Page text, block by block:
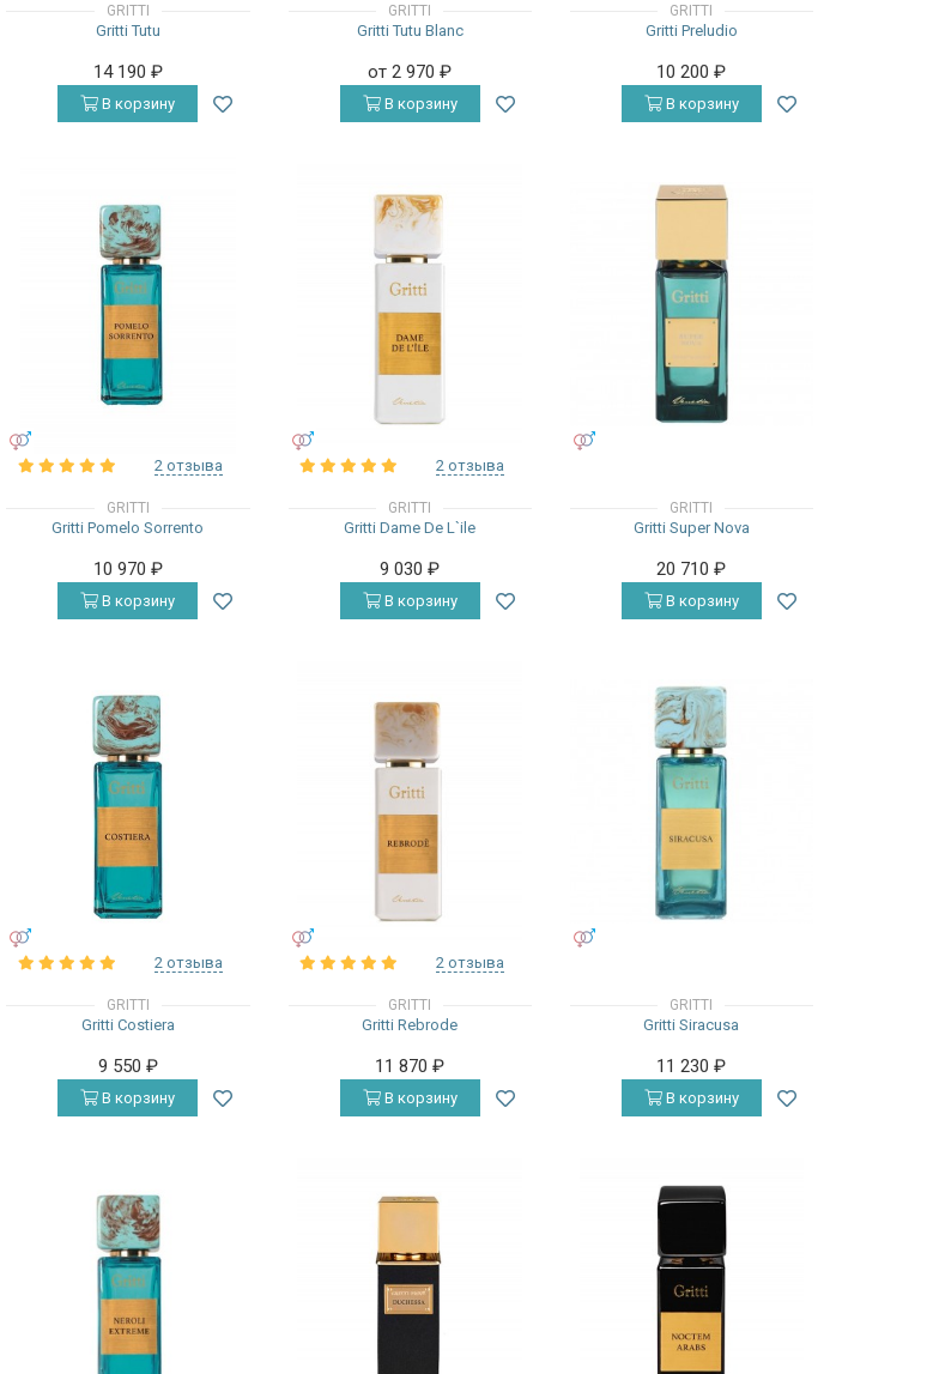
GRITTI
Gritti Tutu
14 190 ₽
В корзину
GRITTI
Gritti Tutu Blanc
от 2 970₽
В корзину
GRITTI
Gritti Preludio
10 200₽
В корзину
2 отзыва
GRITTI
Gritti Pomelo Sorrento
10 970 ₽
В корзину
2 отзыва
GRITTI
Gritti Dame De L`ile
9 030₽
В корзину
GRITTI
Gritti Super Nova
20 710₽
В корзину
2 отзыва
GRITTI
Gritti Costiera
9 550 ₽
В корзину
2 отзыва
GRITTI
Gritti Rebrode
11 870₽
В корзину
GRITTI
Gritti Siracusa
11 230₽
В корзину